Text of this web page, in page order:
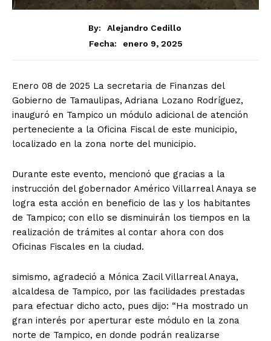
By:
Alejandro Cedillo
Fecha:
enero 9, 2025
Enero 08 de 2025 La secretaria de Finanzas del
Gobierno de Tamaulipas, Adriana Lozano Rodríguez,
inauguró en Tampico un módulo adicional de atención
perteneciente a la Oficina Fiscal de este municipio,
localizado en la zona norte del municipio.
Durante este evento, mencionó que gracias a la
instrucción del gobernador Américo Villarreal Anaya se
logra esta acción en beneficio de las y los habitantes
de Tampico; con ello se disminuirán los tiempos en la
realización de trámites al contar ahora con dos
Oficinas Fiscales en la ciudad.
simismo, agradeció a Mónica Zacil Villarreal Anaya,
alcaldesa de Tampico, por las facilidades prestadas
para efectuar dicho acto, pues dijo: “Ha mostrado un
gran interés por aperturar este módulo en la zona
norte de Tampico, en donde podrán realizarse